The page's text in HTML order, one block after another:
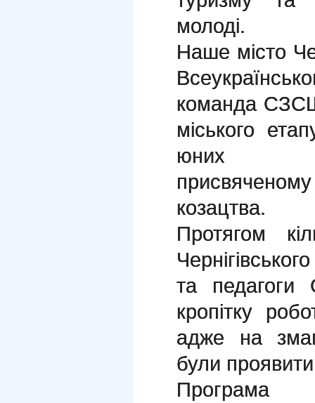
молоді.
Наше місто
команда
міського
юних
козацтва.
Протягом
та
кропітку
адже на
були проявити